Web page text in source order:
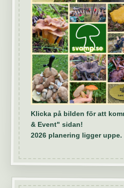
Klicka på bilden för att
& Event" sidan!
2026 planering ligger uppe.